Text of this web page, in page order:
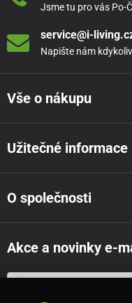
Jsme tu pro vás Po-
service@i-
Napište nám kdykoliv
Vše o nákupu
Užitečné informace
O společnosti
Akce a novinky e-